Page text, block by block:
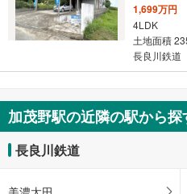
1,699万円
4LDK
土地面積
長良川鉄道
加茂野駅の近隣の駅から探
長良川鉄道